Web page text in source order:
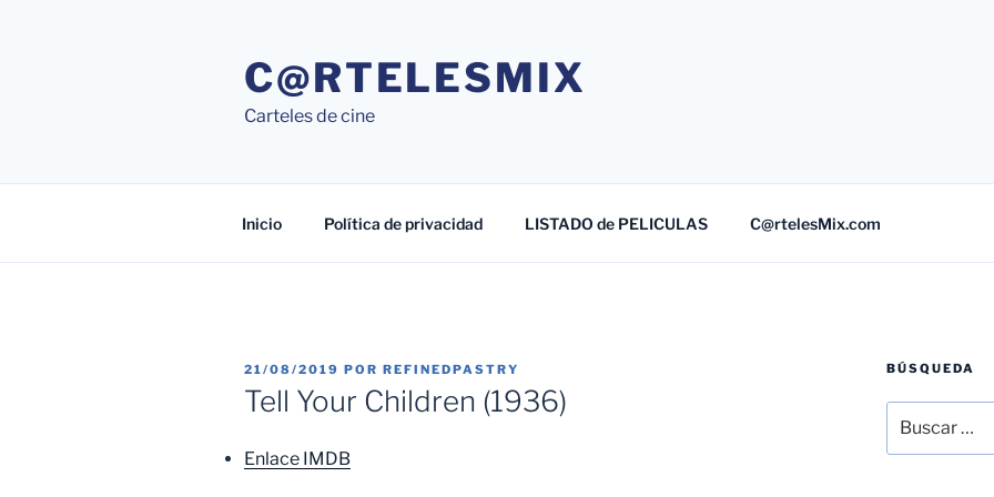
C@RTELESMIX
Carteles de cine
Inicio Política de privacidad LISTADO de PELICULAS C@rtelesMix.com
PUBLICADO
EL
21/08/2019 POR REFINEDPASTRY
Tell Your Children (1936)
Enlace IMDB
BÚSQUEDA
por: